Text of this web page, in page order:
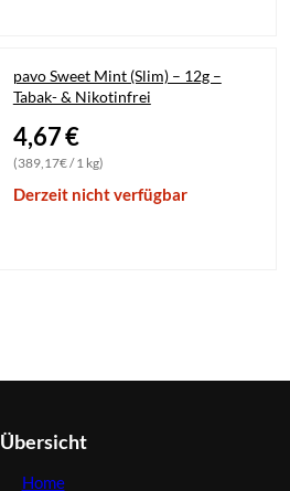
pavo Sweet Mint (Slim) – 12g –
Tabak- & Nikotinfrei
4,67€
(389,17€ / 1 kg)
Derzeit nicht verfügbar
Übersicht
Home